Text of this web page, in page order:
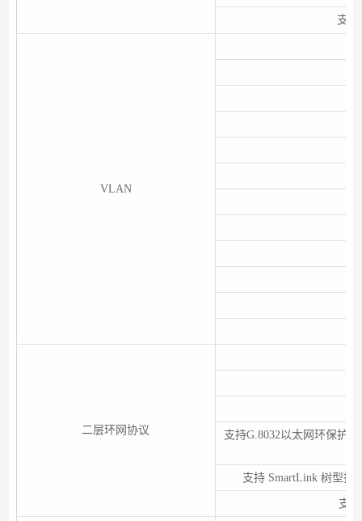
支
VLAN
二层环网协议 支持G.8032以太网环保护
支持 SmartLink 树型拓
支